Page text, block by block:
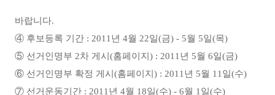
바랍니다.
④ 후보등록 기간 : 2011년 4월 22일(금) - 5월 5일(목)
⑤ 선거인명부 2차 게시(홈페이지) : 2011년 5월 6일(금)
⑥ 선거인명부 확정 게시(홈페이지) : 2011년 5월 11일(수)
⑦ 선거운동기간 : 2011년 4월 18일(수) - 6월 1일(수)